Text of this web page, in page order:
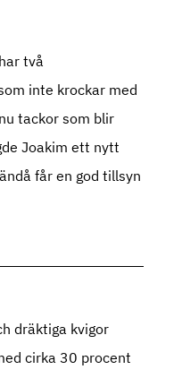
två
inte krockar med
tackor som blir
Joakim ett nytt
får en god tillsyn
dräktiga kvigor
cirka 30 procent